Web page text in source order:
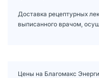
Доставка рецептурных
выписанного врачом,
Цены на Благомакс